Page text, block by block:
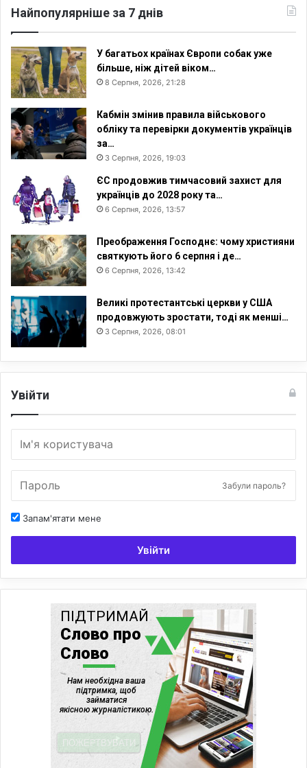
Найпопулярніше за 7 днів
У багатьох країнах Європи собак уже
більше, ніж дітей віком…
8 Серпня, 2026, 21:28
Кабмін змінив правила військового
обліку та перевірки документів українців
за…
3 Серпня, 2026, 19:03
ЄС продовжив тимчасовий захист для
українців до 2028 року та…
6 Серпня, 2026, 13:57
Преображення Господнє: чому християни
святкують його 6 серпня і де…
6 Серпня, 2026, 13:42
Великі протестантські церкви у США
продовжують зростати, тоді як менші…
3 Серпня, 2026, 08:01
Увійти
Забули пароль?
Запам'ятати мене
Увійти